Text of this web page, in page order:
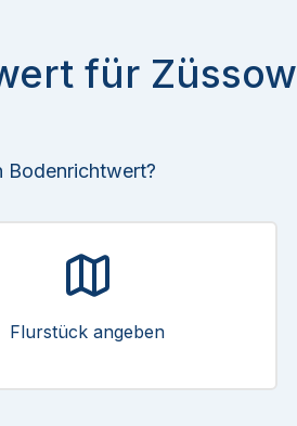
für Züssow
Bodenrichtwert?
Flurstück angeben